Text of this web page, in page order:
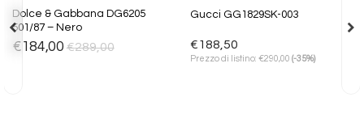
Aggiungi
alla lista
Dolce & Gabbana DG6205
501/87 – Nero
€184,00 €289,00
Gucci GG1829SK-003
€188,50
Prezzo di listino: €290,00 (-35%)